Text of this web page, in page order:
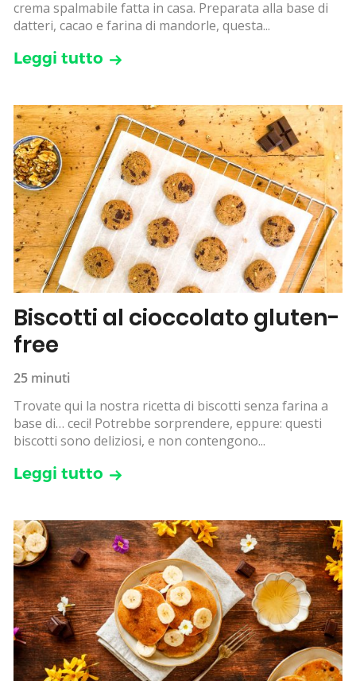
crema spalmabile fatta in casa. Preparata alla base di
datteri, cacao e farina di mandorle, questa...
Leggi tutto
Biscotti al cioccolato gluten-
free
25 minuti
Trovate qui la nostra ricetta di biscotti senza farina a
base di… ceci! Potrebbe sorprendere, eppure: questi
biscotti sono deliziosi, e non contengono...
Leggi tutto